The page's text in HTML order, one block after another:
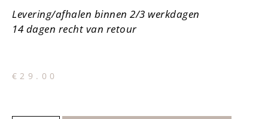
Levering/afhalen binnen 2/3 werkdagen
14 dagen recht van retour
€ 29.00